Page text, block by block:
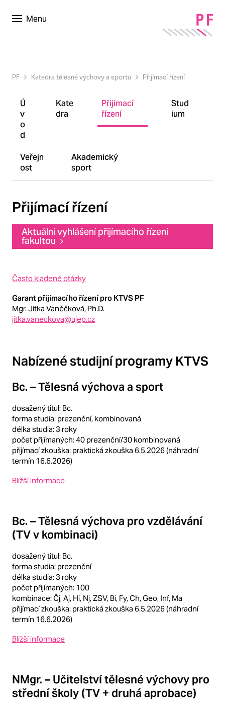
Menu
PF Katedra tělesné výchovy a sportu Přijímací řízení
Ú
v
o
d
Kate
dra
Přijímací
řízení
Stud
ium
Veřejn
ost
Akademický
sport
Přijímací řízení
Aktuální vyhlášení přijímacího řízení
fakultou
Často kladené otázky
Garant přijímacího řízení pro KTVS PF
Mgr. Jitka Vaněčková, Ph.D.
jitka.vaneckova@ujep.cz
Nabízené studijní programy KTVS
Bc. – Tělesná výchova a sport
dosažený titul: Bc.
forma studia: prezenční, kombinovaná
délka studia: 3 roky
počet přijímaných: 40 prezenční/30 kombinovaná
přijímací zkouška: praktická zkouška 6.5.2026 (náhradní
termín 16.6.2026)
Bližší informace
Bc. – Tělesná výchova pro vzdělávání
(TV v kombinaci)
dosažený titul: Bc.
forma studia: prezenční
délka studia: 3 roky
počet přijímaných: 100
kombinace: Čj, Aj, Hi, Nj, ZSV, Bi, Fy, Ch, Geo, Inf, Ma
přijímací zkouška: praktická zkouška 6.5.2026 (náhradní
termín 16.6.2026)
Bližší informace
NMgr. – Učitelství tělesné výchovy pro
střední školy (TV + druhá aprobace)